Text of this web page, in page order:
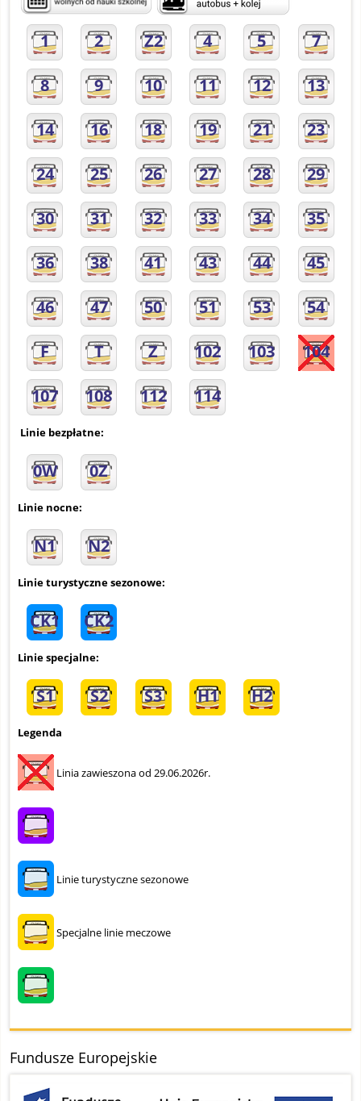
1 2 Z2 4 5 7
8 9 10 11 12 13
14 16 18 19 21 23
24 25 26 27 28 29
30 31 32 33 34 35
36 38 41 43 44 45
46 47 50 51 53 54
F T Z 102 103 104
107 108 112 114
Linie bezpłatne:
0W 0Z
Linie nocne:
N1 N2
Linie turystyczne sezonowe:
CK1 CK2
Linie specjalne:
S1 S2 S3 H1 H2
Legenda
Linia zawieszona od 29.06.2026r.
Linie turystyczne sezonowe
Specjalne linie meczowe
Fundusze Europejskie